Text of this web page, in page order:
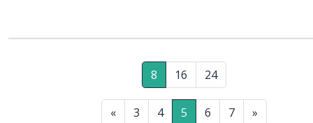
8 16 24
« 3 4 5 6 7 »